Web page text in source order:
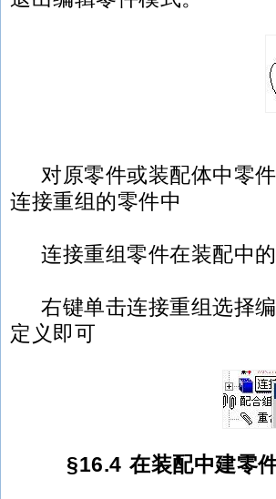
对原零件或装配体中零件
连接重组的零件中
连接重组零件在装配中
右键单击连接重组选择编
定义即可
§16.4 在装配中建零